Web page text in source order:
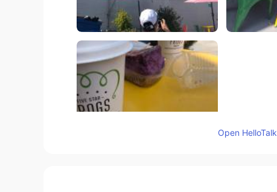
Open